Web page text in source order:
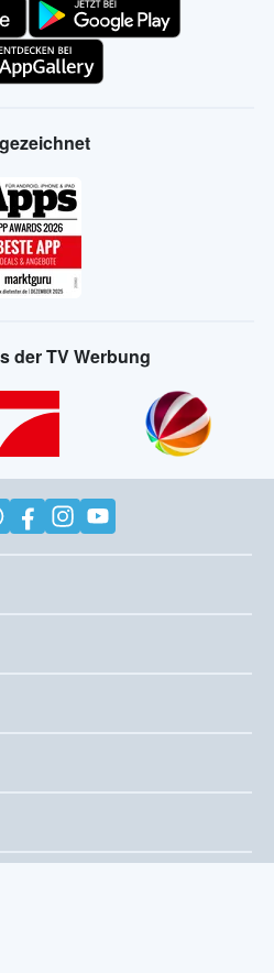
der TV Werbung